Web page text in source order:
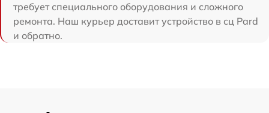
требует специального оборудования и сложного
ремонта. Наш курьер доставит устройство в сц Pard
и обратно.